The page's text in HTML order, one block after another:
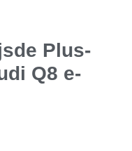
Plus-
Q8 e-